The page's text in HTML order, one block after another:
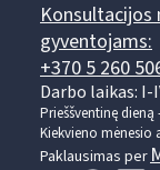
Konsultacijos
gyventojams:
+370 5 260
Darbo laikas: I-
Prieššventinę
Kiekvieno mėnesio
Paklausimas per